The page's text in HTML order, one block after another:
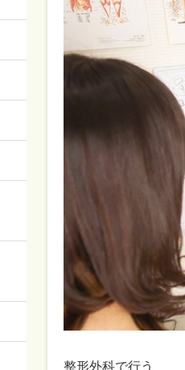
整形外科で行う